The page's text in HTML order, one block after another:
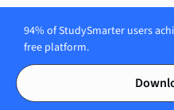
94% of StudySmarter users
free platform.